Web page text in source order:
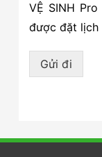
VỆ SINH
được đặt lịch
Gửi đi